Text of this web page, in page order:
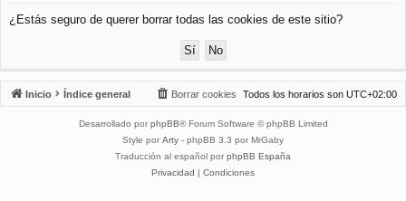
¿Estás seguro de querer borrar todas las cookies de este sitio?
Inicio Índice general Todos los horarios son UTC+02:00
Borrar cookies
Desarrollado por phpBB® Forum Software © phpBB Limited
Style por Arty - phpBB 3.3 por MrGaby
Traducción al español por phpBB España
Privacidad | Condiciones